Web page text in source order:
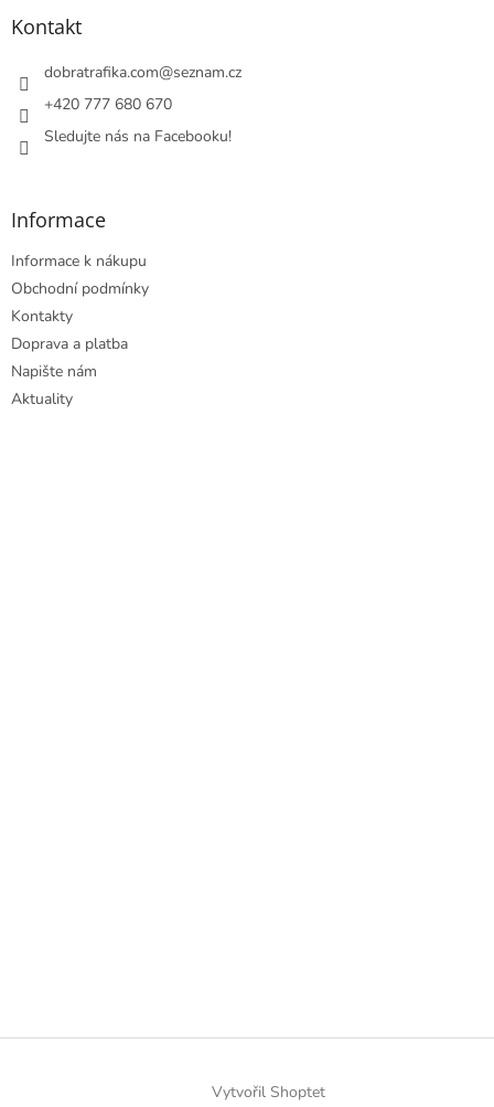
Kontakt
dobratrafika.com@seznam.cz
+420 777 680 670
Sledujte nás na Facebooku!
Informace
Informace k nákupu
Obchodní podmínky
Kontakty
Doprava a platba
Napište nám
Aktuality
Vytvořil Shoptet